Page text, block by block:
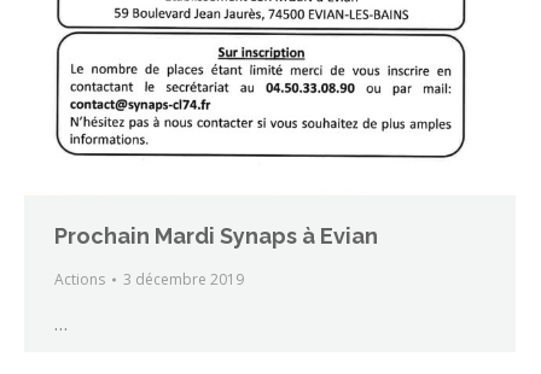
Prochain Mardi Synaps à Evian
Actions 3 décembre 2019
…